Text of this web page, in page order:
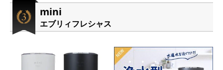
mini
エブリィフレシャス